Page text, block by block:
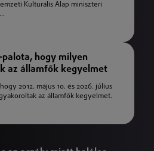
Kulturális Alap miniszteri
palota, hogy milyen
az államfők kegyelmet
2012. május 10. és 2026. július
az államfők kegyelmet.